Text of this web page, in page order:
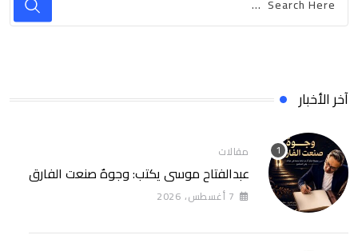
آخر الأخبار
مقالات
عبدالفتاح موسى يكتب: وجوهٌ صنعت الفارق
7 أغسطس، 2026